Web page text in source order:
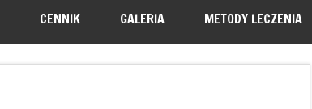
CENNIK GALERIA METODY LECZENIA